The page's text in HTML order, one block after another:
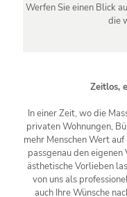
Werfen Sie einen Blick
die
Zeitlos,
In einer Zeit, wo die
privaten Wohnungen,
mehr Menschen Wert
passgenau den
ästhetische Vorlieben
von uns als
auch Ihre Wünsche